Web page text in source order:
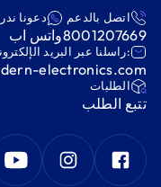
اتصل بالدعم
8001207669
دعونا
واتس اب
:راسلنا عبر البريد
electronics.com
‫الطلبات‬
‫تتبع الطلب‬